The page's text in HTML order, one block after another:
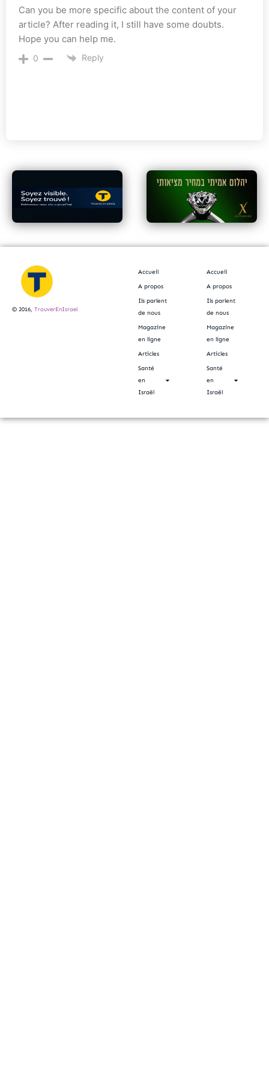
Can you be more specific about the content of your
article? After reading it, I still have some doubts.
Hope you can help me.
0 Reply
© 2016, TrouverEnIsrael
Accueil
A propos
Ils parlent
de nous
Magazine
en ligne
Articles
Santé
en
Israël
Accueil
A propos
Ils parlent
de nous
Magazine
en ligne
Articles
Santé
en
Israël